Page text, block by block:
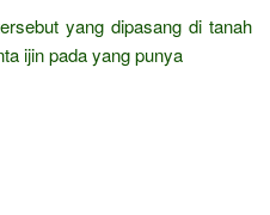
yang dipasang di tanah
ijin pada yang punya